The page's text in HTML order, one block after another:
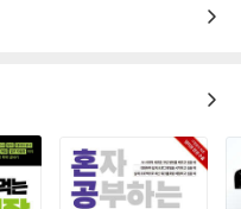
무들이 제 열정과 에너지를 고
이 아닙니다. 불필요한 업무를
낼 수 있도록 돕는 도구입니다.
간을 되찾아 줍니다.